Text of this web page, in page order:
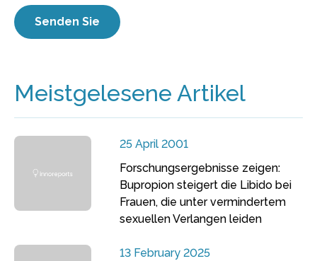
Meistgelesene Artikel
25 April 2001
Forschungsergebnisse zeigen:
Bupropion steigert die Libido bei
Frauen, die unter vermindertem
sexuellen Verlangen leiden
13 February 2025